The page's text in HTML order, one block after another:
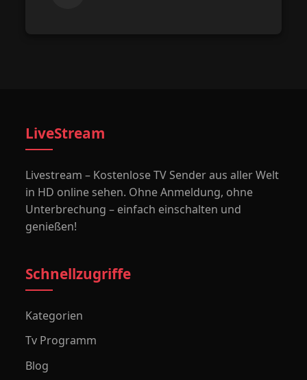
LiveStream
Livestream – Kostenlose TV Sender aus aller Welt
in HD online sehen. Ohne Anmeldung, ohne
Unterbrechung – einfach einschalten und
genießen!
Schnellzugriffe
Kategorien
Tv Programm
Blog